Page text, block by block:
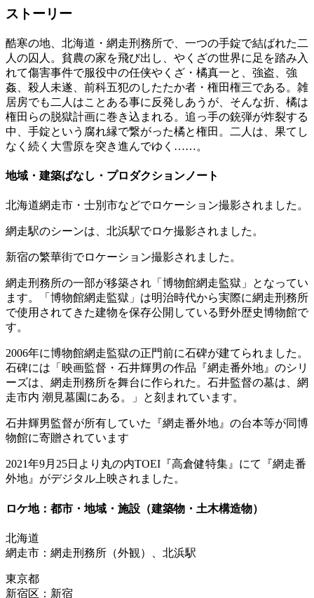
ストーリー
酷寒の地、北海道・網走刑務所で、一つの手錠で結ばれた二
人の囚人。貧農の家を飛び出し、やくざの世界に足を踏み入
れて傷害事件で服役中の任侠やくざ・橘真一と、強盗、強
姦、殺人未遂、前科五犯のしたたか者・権田権三である。雑
居房でも二人はことある事に反発しあうが、そんな折、橘は
権田らの脱獄計画に巻き込まれる。追っ手の銃弾が炸裂する
中、手錠という腐れ縁で繋がった橘と権田。二人は、果てし
なく続く大雪原を突き進んでゆく……。
地域・建築ばなし・プロダクションノート
北海道網走市・士別市などでロケーション撮影されました。
網走駅のシーンは、北浜駅でロケ撮影されました。
新宿の繁華街でロケーション撮影されました。
網走刑務所の一部が移築され「博物館網走監獄」となってい
ます。「博物館網走監獄」は明治時代から実際に網走刑務所
で使用されてきた建物を保存公開している野外歴史博物館で
す。
2006年に博物館網走監獄の正門前に石碑が建てられました。
石碑には「映画監督・石井輝男の作品『網走番外地』のシリ
ーズは、網走刑務所を舞台に作られた。石井監督の墓は、網
走市内 潮見墓園にある。」と刻まれています。
石井輝男監督が所有していた『網走番外地』の台本等が同博
物館に寄贈されています
2021年9月25日より丸の内TOEI『高倉健特集』にて『網走番
外地』がデジタル上映されました。
ロケ地：都市・地域・施設（建築物・土木構造物）
北海道
網走市：網走刑務所（外観）、北浜駅
東京都
新宿区：新宿